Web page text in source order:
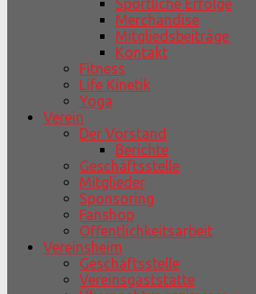
Sportliche Erfolge
Merchandise
Mitgliedsbeiträge
Kontakt
Fitness
Life Kinetik
Yoga
Verein
Der Vorstand
Berichte
Geschäftsstelle
Mitglieder
Sponsoring
Fanshop
Öffentlichkeitsarbeit
Vereinsheim
Geschäftsstelle
Vereinsgaststätte